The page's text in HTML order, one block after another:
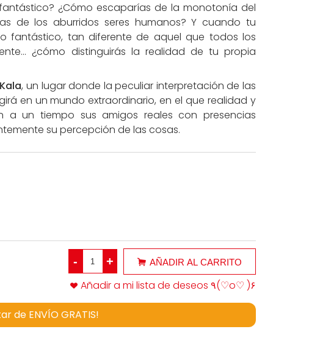
¿Cómo escaparías de la monotonía del
de los aburridos seres humanos? Y cuando tu
fantástico, tan diferente de aquel que todos los
¿cómo distinguirás la realidad de tu propia
Kala, un lugar donde la peculiar interpretación de las
en un mundo extraordinario, en el que realidad y
a un tiempo sus amigos reales con presencias
su percepción de las cosas.
- + AÑADIR AL CARRITO
Añadir a mi lista de deseos ٩(♡o♡ )۶
de ENVÍO GRATIS!